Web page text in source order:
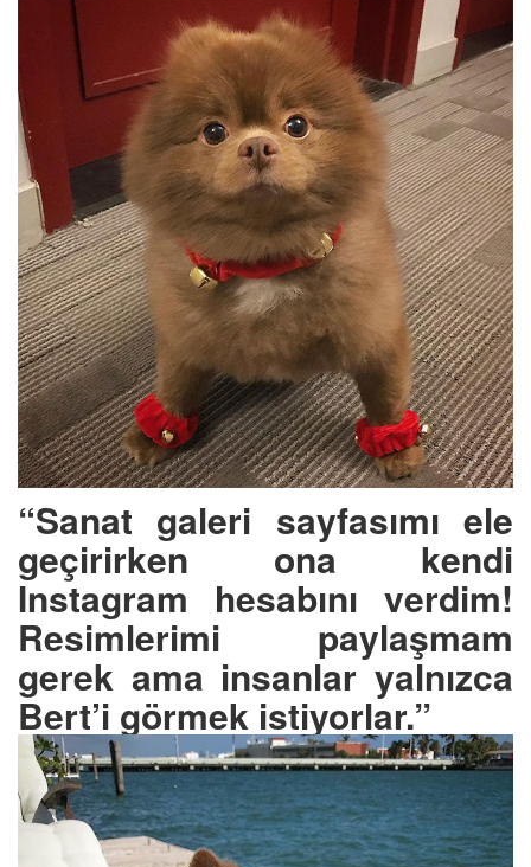
“Sanat galeri sayfasımı ele
geçirirken ona kendi
Instagram hesabını verdim!
Resimlerimi paylaşmam
gerek ama insanlar yalnızca
Bert’i görmek istiyorlar.”